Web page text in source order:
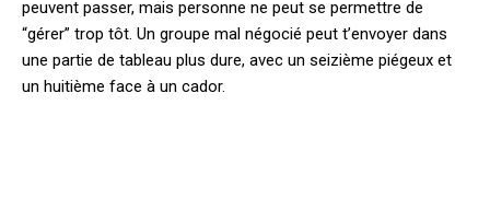
peuvent passer, mais personne ne peut se permettre de
“gérer” trop tôt. Un groupe mal négocié peut t’envoyer dans
une partie de tableau plus dure, avec un seizième piégeux et
un huitième face à un cador.